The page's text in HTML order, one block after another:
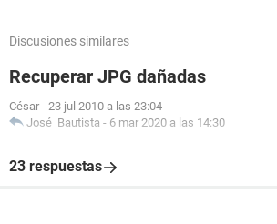
Discusiones similares
Recuperar JPG dañadas
César - 23 jul 2010 a las 23:04
José_Bautista - 6 mar 2020 a las 14:30
23 respuestas